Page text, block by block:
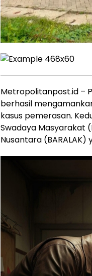
Metropolitanpost.id –
berhasil
kasus pemerasan.
Swadaya Masyarakat
Nusantara